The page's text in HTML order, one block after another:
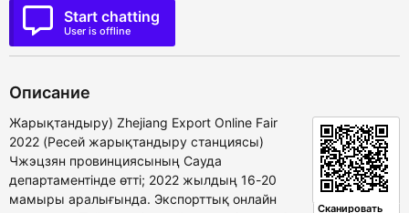
Start chatting
User is offline
Описание
Сканировать
Жарықтандыру) Zhejiang Export Online Fair
2022 (Ресей жарықтандыру станциясы)
Чжэцзян провинциясының Сауда
департаментінде өтті; 2022 жылдың 16-20
мамыры аралығында. Экспорттық онлайн